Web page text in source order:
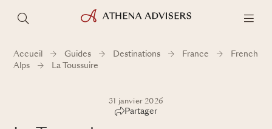
Accueil Guides Destinations France
French
Alps
La Toussuire
31 janvier 2026
Partager